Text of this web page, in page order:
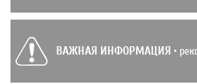
ВАЖНАЯ ИНФОРМАЦИЯ •